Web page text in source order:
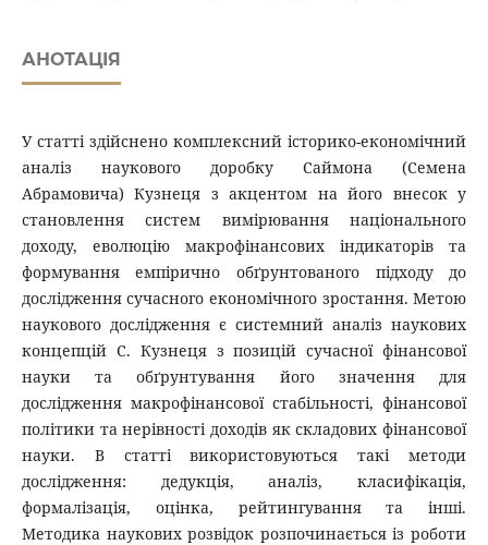
АНОТАЦІЯ
У статті здійснено комплексний історико-економічний
аналіз наукового доробку Саймона (Семена
Абрамовича) Кузнеця з акцентом на його внесок у
становлення систем вимірювання національного
доходу, еволюцію макрофінансових індикаторів та
формування емпірично обґрунтованого підходу до
дослідження сучасного економічного зростання. Метою
наукового дослідження є системний аналіз наукових
концепцій С. Кузнеця з позицій сучасної фінансової
науки та обґрунтування його значення для
дослідження макрофінансової стабільності, фінансової
політики та нерівності доходів як складових фінансової
науки. В статті використовуються такі методи
дослідження: дедукція, аналіз, класифікація,
формалізація, оцінка, рейтингування та інші.
Методика наукових розвідок розпочинається із роботи